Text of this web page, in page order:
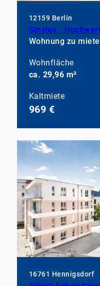
12159 Berlin
Smyles -
Wohnung zu
Wohnfläche
ca. 29,96 m²
Kaltmiete
969 €
16761 Hennigsdorf